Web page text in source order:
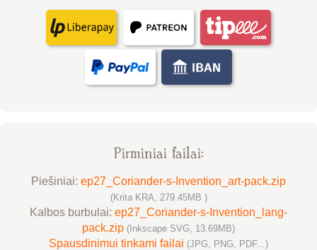
Pirminiai failai:
Piešiniai: ep27_Coriander-s-Invention_art-pack.zip
(Krita KRA, 279.45MB )
Kalbos burbulai: ep27_Coriander-s-Invention_lang-
pack.zip (Inkscape SVG, 13.69MB)
Spausdinimui tinkami failai (JPG, PNG, PDF...)